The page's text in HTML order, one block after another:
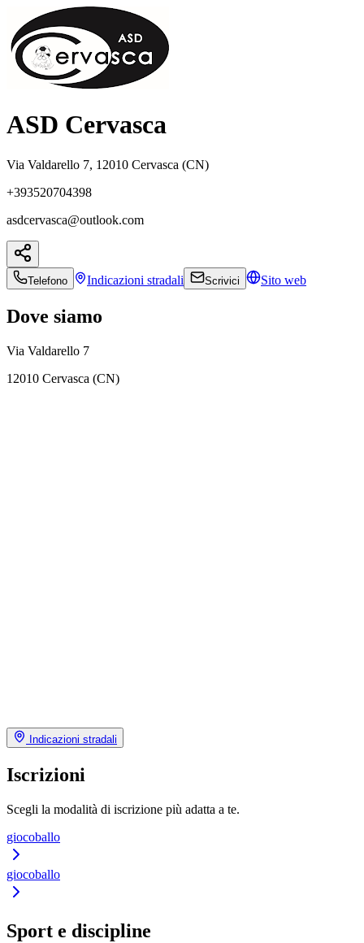
ASD Cervasca
Via Valdarello 7, 12010 Cervasca (CN)
+393520704398
asdcervasca@outlook.com
Telefono Indicazioni stradali Scrivici Sito web
Dove siamo
Via Valdarello 7
12010 Cervasca (CN)
Indicazioni stradali
Iscrizioni
Scegli la modalità di iscrizione più adatta a te.
giocoballo
giocoballo
Sport e discipline